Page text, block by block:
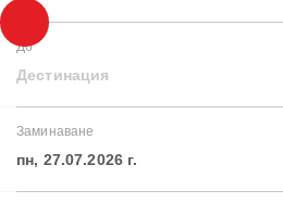
До
Дестинация
Заминаване
пн, 27.07.2026 г.